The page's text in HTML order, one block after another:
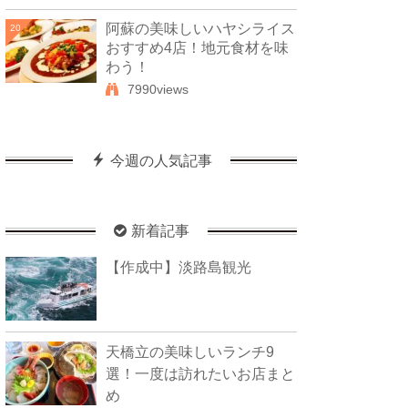
20
阿蘇の美味しいハヤシライス
おすすめ4店！地元食材を味
わう！
7990views
今週の人気記事
新着記事
【作成中】淡路島観光
天橋立の美味しいランチ9
選！一度は訪れたいお店まと
め